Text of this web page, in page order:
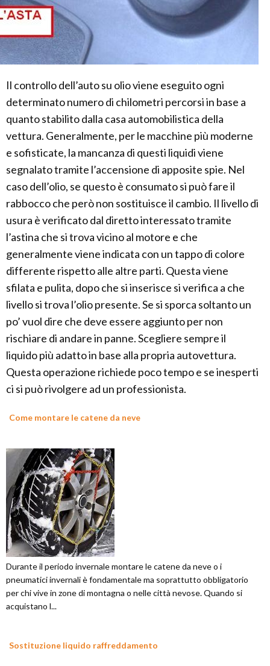
Il controllo dell’auto su olio viene eseguito ogni
determinato numero di chilometri percorsi in base a
quanto stabilito dalla casa automobilistica della
vettura. Generalmente, per le macchine più moderne
e sofisticate, la mancanza di questi liquidi viene
segnalato tramite l’accensione di apposite spie. Nel
caso dell’olio, se questo è consumato si può fare il
rabbocco che però non sostituisce il cambio. Il livello di
usura è verificato dal diretto interessato tramite
l’astina che si trova vicino al motore e che
generalmente viene indicata con un tappo di colore
differente rispetto alle altre parti. Questa viene
sfilata e pulita, dopo che si inserisce si verifica a che
livello si trova l’olio presente. Se si sporca soltanto un
po’ vuol dire che deve essere aggiunto per non
rischiare di andare in panne. Scegliere sempre il
liquido più adatto in base alla propria autovettura.
Questa operazione richiede poco tempo e se inesperti
ci si può rivolgere ad un professionista.
Come montare le catene da neve
Durante il periodo invernale montare le catene da neve o i
pneumatici invernali è fondamentale ma soprattutto obbligatorio
per chi vive in zone di montagna o nelle città nevose. Quando si
acquistano l...
Sostituzione liquido raffreddamento